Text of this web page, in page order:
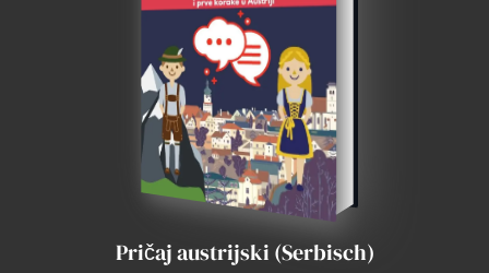
Pričaj austrijski (Serbisch)